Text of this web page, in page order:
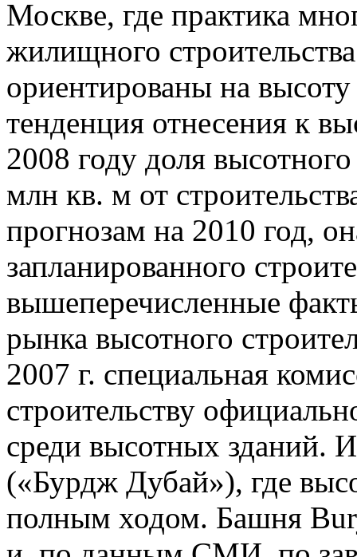
Москве, где практика
жилищного
ориентированы на
тенденция отнесения к
2008 году доля высотного
млн кв. м от
прогнозам на 2010 год,
запланированного
вышеперечисленные
рынка высотного
2007 г. специальная
строительству
среди высотных зданий.
(«Бурдж Дубай»), где
полным ходом. Башня